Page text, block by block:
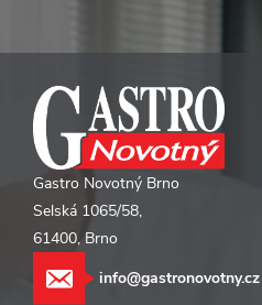
Gastro Novotný Brno
Selská 1065/58,
61400, Brno
info@gastronovotny.cz